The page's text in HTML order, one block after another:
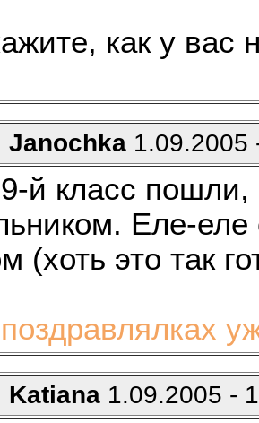
как у вас
Janochka1.09.2005
й класс пошли,
Еле-еле
(хоть это так
Katiana1.09.2005 -